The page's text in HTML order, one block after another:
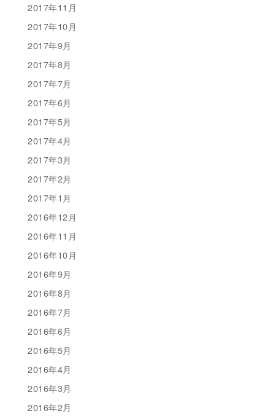
2017年11月
2017年10月
2017年9月
2017年8月
2017年7月
2017年6月
2017年5月
2017年4月
2017年3月
2017年2月
2017年1月
2016年12月
2016年11月
2016年10月
2016年9月
2016年8月
2016年7月
2016年6月
2016年5月
2016年4月
2016年3月
2016年2月